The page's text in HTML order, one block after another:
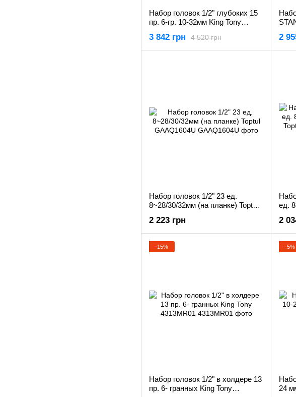
Набор головок 1/2" глубоких 15
пр. 6-гр. 10-32мм King Tony
4 520 грн
3 842 грн 2
Набор головок 1/2" 23 ед.
8~28/30/32мм (на планке) Toptul
2 223 грн
ед.
2
−15%
Набор головок 1/2" в холдере 13
пр. 6- гранных King Tony
−5%
24